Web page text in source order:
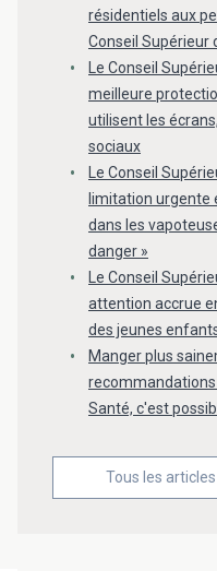
résidentiels aux
Conseil Supérieur
Le Conseil
meilleure
utilisent les
sociaux
Le Conseil
limitation urgente
dans les
danger »
Le Conseil
attention accrue
des jeunes
Manger plus
recommandations
Santé, c'est
Tous les